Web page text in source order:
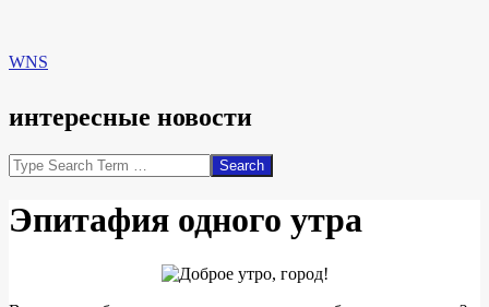
WNS
интересные новости
Search
Эпитафия одного утра